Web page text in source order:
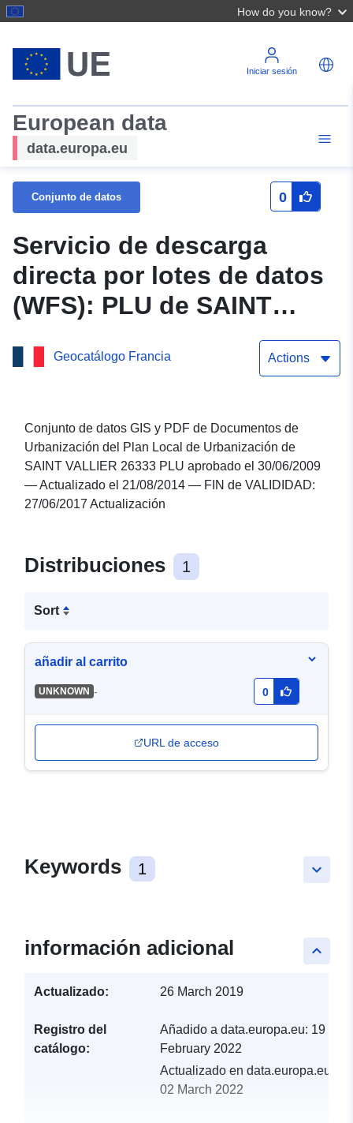
How do you know?
Iniciar sesión
European data
data.europa.eu
Conjunto de datos 0
Servicio de descarga
directa por lotes de datos
(WFS): PLU de SAINT
Actualizado el 21/08/2014
27/06/2017 Actualización
Geocatálogo Francia Actions
Conjunto de datos GIS y PDF de Documentos de
Urbanización del Plan Local de Urbanización de
SAINT VALLIER 26333 PLU aprobado el 30/06/2009
— Actualizado el 21/08/2014 — FIN de VALIDIDAD:
27/06/2017 Actualización
Distribuciones 1
Sort
añadir al carrito
UNKNOWN - 0
URL de acceso
keyboard_arrow_down
Keywords 1
keyboard_arrow_up
información adicional
Actualizado: 26 March 2019
Registro del
catálogo:
Añadido a data.europa.eu: 19
February 2022
Actualizado en data.europa.eu:
02 March 2022